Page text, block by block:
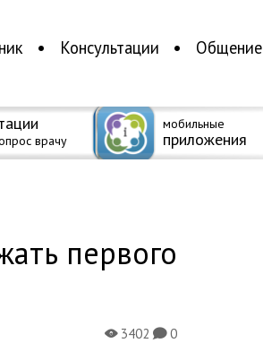
Консультации Общение
врачу
мобильные
приложения
первого
X3402K0